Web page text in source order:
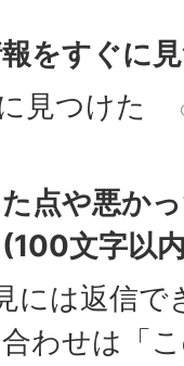
をすぐに
見つけた
点や悪か
文字以
には返信で
わせは「